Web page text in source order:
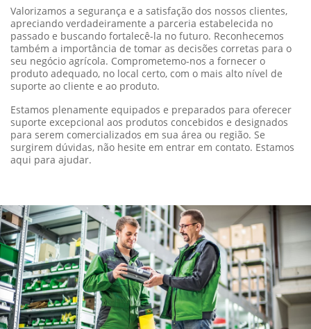
Valorizamos a segurança e a satisfação dos nossos clientes,
apreciando verdadeiramente a parceria estabelecida no
passado e buscando fortalecê-la no futuro. Reconhecemos
também a importância de tomar as decisões corretas para o
seu negócio agrícola. Comprometemo-nos a fornecer o
produto adequado, no local certo, com o mais alto nível de
suporte ao cliente e ao produto.
Estamos plenamente equipados e preparados para oferecer
suporte excepcional aos produtos concebidos e designados
para serem comercializados em sua área ou região. Se
surgirem dúvidas, não hesite em entrar em contato. Estamos
aqui para ajudar.